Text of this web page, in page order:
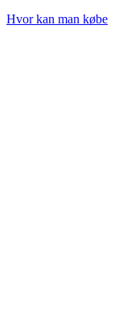
Hvor kan man købe